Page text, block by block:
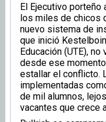
El Ejecutivo
los miles de chicos
nuevo sistema de
que inició
Educación (UTE),
desde ese
estallar el conflicto.
implementadas
de mil alumnos,
vacantes que crece